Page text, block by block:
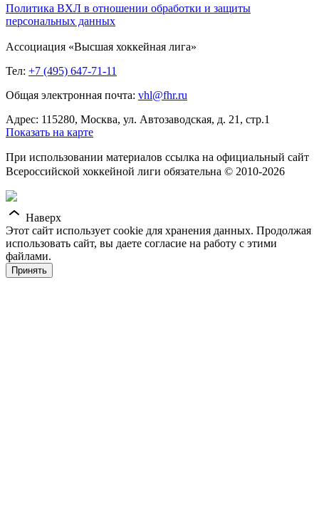
Политика ВХЛ в отношении обработки и защиты
персональных данных
Ассоциация «Высшая хоккейная лига»
Тел: +7 (495) 647-71-11
Общая электронная почта: vhl@fhr.ru
Адрес: 115280, Москва, ул. Автозаводская, д. 21, стр.1
Показать на карте
При использовании материалов ссылка на официальный сайт
Всероссийской хоккейной лиги обязательна © 2010-2026
Наверх
Этот сайт использует cookie для хранения данных. Продолжая
использовать сайт, вы даете согласие на работу с этими
файлами.
Принять